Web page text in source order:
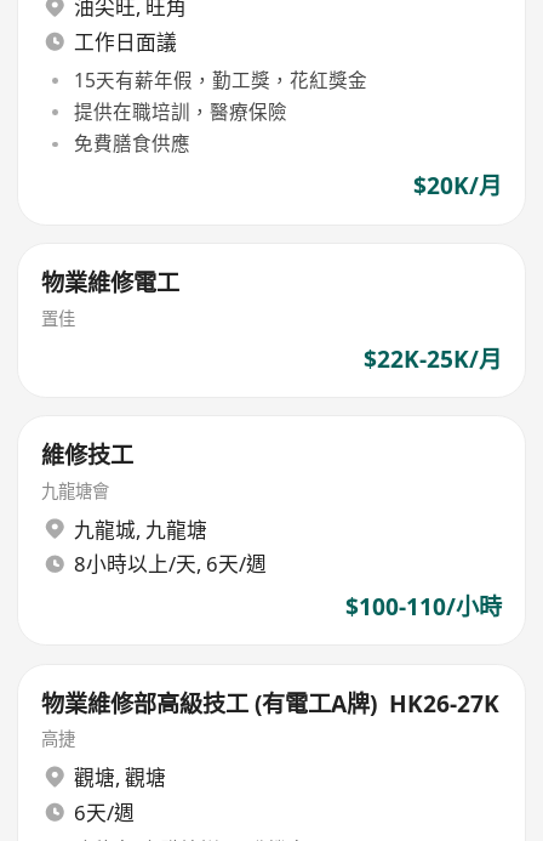
油尖旺, 旺角
工作日面議
15天有薪年假，勤工獎，花紅獎金
提供在職培訓，醫療保險
免費膳食供應
$20K/月
物業維修電工
置佳
$22K-25K/月
維修技工
九龍塘會
九龍城, 九龍塘
8小時以上/天, 6天/週
$100-110/小時
物業維修部高級技工 (有電工A牌) HK26-27K
高捷
觀塘, 觀塘
6天/週